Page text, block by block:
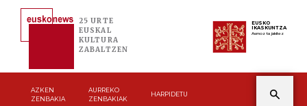
25 URTE
EUSKAL
KULTURA
ZABALTZEN
EUSKO
IKASKUNTZA
Asmoz ta jakitez
AZKEN
ZENBAKIA
AURREKO
ZENBAKIAK
HARPIDETU